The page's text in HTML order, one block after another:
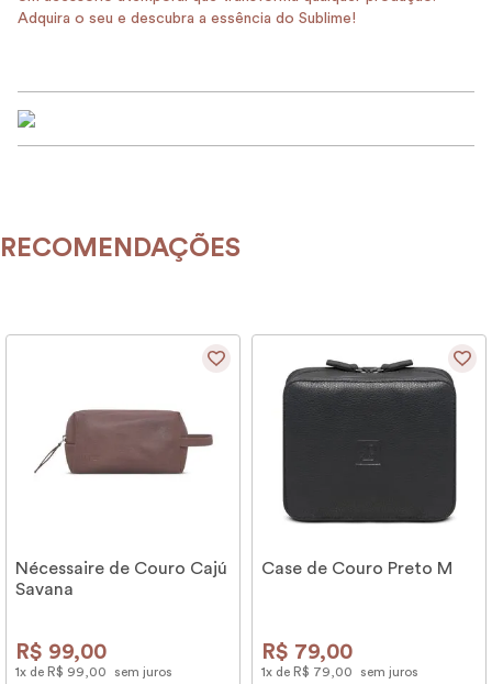
Adquira o seu e descubra a essência do Sublime!
RECOMENDAÇÕES
Nécessaire de Couro Cajú
Savana
R$ 99,00
1x de R$ 99 00 sem juros
Case de Couro Preto M
R$ 79,00
1x de R$ 79 00 sem juros